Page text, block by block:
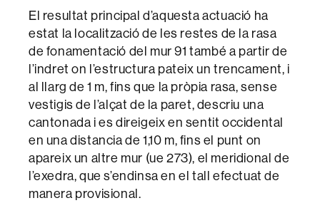
El resultat principal d’aquesta actuació ha
estat la localització de les restes de la rasa
de fonamentació del mur 91 també a partir de
l’indret on l’estructura pateix un trencament, i
al llarg de 1 m, fins que la pròpia rasa, sense
vestigis de l’alçat de la paret, descriu una
cantonada i es direigeix en sentit occidental
en una distancia de 1,10 m, fins el punt on
apareix un altre mur (ue 273), el meridional de
l’exedra, que s’endinsa en el tall efectuat de
manera provisional.